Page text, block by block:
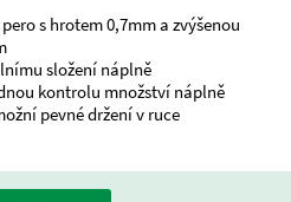
s hrotem 0,7mm a zvýšenou
složení náplně
kontrolu množství náplně
pevné držení v ruce